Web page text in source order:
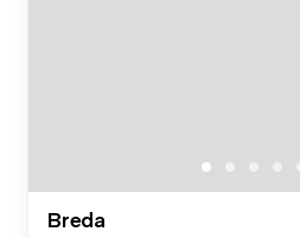
Breda